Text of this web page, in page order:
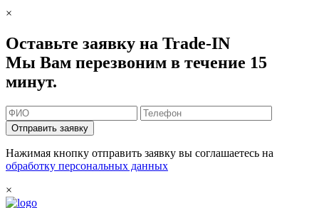
×
Оставьте заявку на Trade-IN
Мы Вам перезвоним в течение 15
минут.
Отправить заявку
Нажимая кнопку отправить заявку вы соглашаетесь на
обработку персональных данных
×